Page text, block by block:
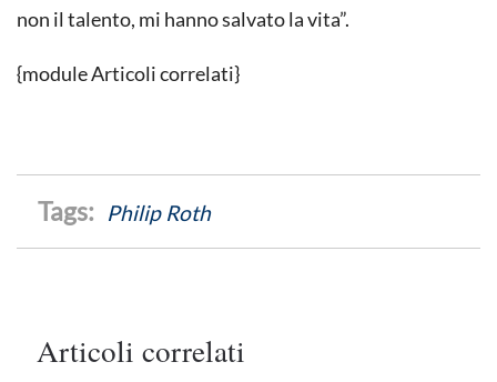
non il talento, mi hanno salvato la vita”.
{module Articoli correlati}
Philip Roth
Articoli correlati